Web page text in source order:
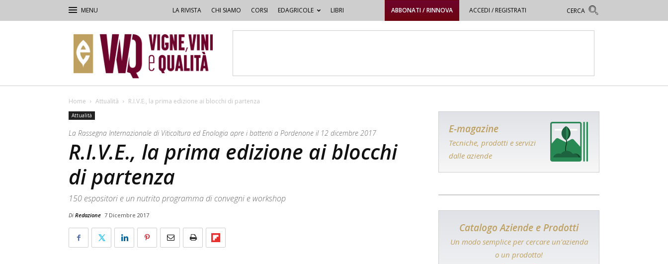
LA RIVISTA CHI SIAMO CORSI EDAGRICOLE LIBRI ABBONATI / RINNOVA ACCEDI / REGISTRATI
–
Vigne,
Vini
&
Home Attualità R.I.V.E., la prima edizione ai blocchi di partenza
Attualità
La Rassegna Internazionale di Viticoltura ed Enologia apre i battenti a Pordenone il 12 dicembre 2017
R.I.V.E., la prima edizione ai blocchi
di partenza
150 espositori e un nutrito programma di convegni e workshop
Di Redazione 7 Dicembre 2017
E-magazine
Tecniche, prodotti e servizi
dalle aziende
Catalogo Aziende e Prodotti
Un modo semplice per cercare un'azienda
o un prodotto!